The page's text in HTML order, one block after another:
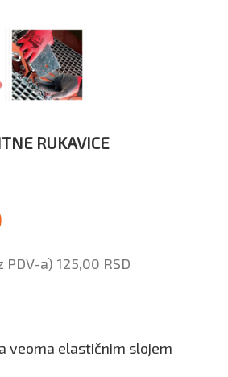
RUKAVICE
PDV-a) 125,00 RSD
veoma elastičnim slojem